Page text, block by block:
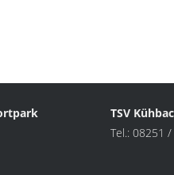
TSV
Tel.: 08251